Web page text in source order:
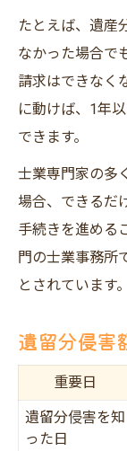
相続
ケー
10年前の
相続
知っ
相続
10年
交渉
相続
請求
裁判
たとえば、遺産
なかった場合で
請求はできなく
に動けば、1年
できます。
士業専門家の多
場合、できるだ
手続きを進める
門の士業事務所
とされています。
遺留分侵害
重要日
遺留分侵害を知
った日